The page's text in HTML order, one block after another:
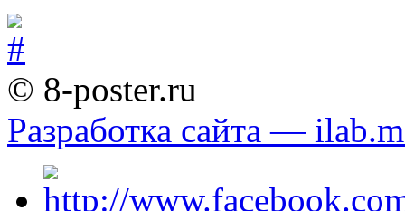
© 8-poster.ru
Разработка сайта —